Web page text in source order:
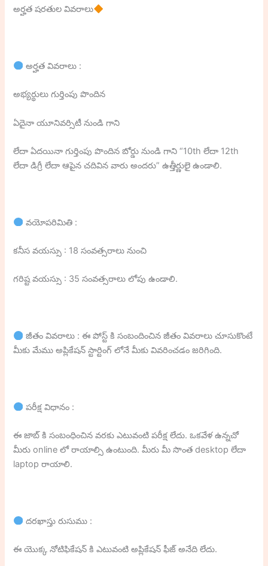
అర్హత షరతుల వివరాలు
అర్హత వివరాలు :
అభ్యర్థులు గుర్తింపు పొందిన
ఏదైనా యూనివర్సిటీ నుండి గాని
లేదా ఏదయినా గుర్తింపు పొందిన బోర్డు నుండి గాని “10th లేదా 12th
లేదా డిగ్రీ లేదా ఆపైన చదివిన వారు అందరు” ఉత్తీర్ణులై ఉండాలి.
వయోపరిమితి :
కనీస వయస్సు : 18 సంవత్సరాలు నుంచి
గరిష్ట వయస్సు : 35 సంవత్సరాలు లోపు ఉండాలి.
జీతం వివరాలు : ఈ పోస్ట్ కి సంబందించిన జీతం వివరాలు చూసుకొంటే
మీకు మేము అప్లికేషన్ స్టార్టింగ్ లోనే మీకు వివరించడం జరిగింది.
పరీక్ష విధానం :
ఈ జాబ్ కి సంబంధించిన వరకు ఎటువంటి పరీక్ష లేదు. ఒకవేళ ఉన్నచో
మీరు online లో రాయాల్సి ఉంటుంది. మీరు మీ సొంత desktop లేదా
laptop రాయాలి.
దరఖాస్తు రుసుము :
ఈ యొక్క నోటిఫికేషన్ కి ఎటువంటి అప్లికేషన్ ఫీజ్ అనేది లేదు.